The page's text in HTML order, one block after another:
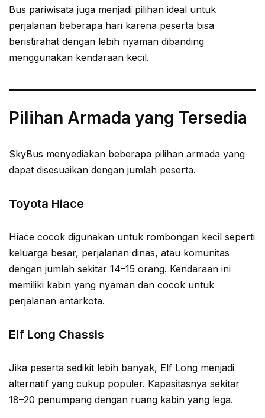
Bus pariwisata juga menjadi pilihan ideal untuk
perjalanan beberapa hari karena peserta bisa
beristirahat dengan lebih nyaman dibanding
menggunakan kendaraan kecil.
Pilihan Armada yang Tersedia
SkyBus menyediakan beberapa pilihan armada yang
dapat disesuaikan dengan jumlah peserta.
Toyota Hiace
Hiace cocok digunakan untuk rombongan kecil seperti
keluarga besar, perjalanan dinas, atau komunitas
dengan jumlah sekitar 14–15 orang. Kendaraan ini
memiliki kabin yang nyaman dan cocok untuk
perjalanan antarkota.
Elf Long Chassis
Jika peserta sedikit lebih banyak, Elf Long menjadi
alternatif yang cukup populer. Kapasitasnya sekitar
18–20 penumpang dengan ruang kabin yang lega.